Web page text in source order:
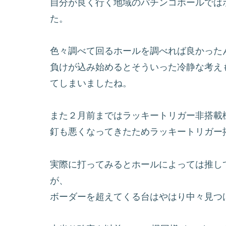
自分が良く行く地域のパチンコホールで
た。
色々調べて回るホールを調べれば良かった
負けが込み始めるとそういった冷静な考
てしまいましたね。
また２月前まではラッキートリガー非搭
釘も悪くなってきたためラッキートリガ
実際に打ってみるとホールによっては推
が、
ボーダーを超えてくる台はやはり中々見